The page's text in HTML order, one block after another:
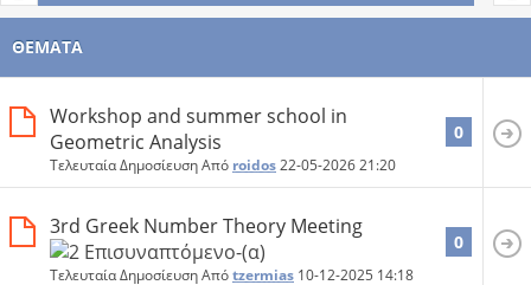
ΘΈΜΑΤΑ
Workshop and summer school in
Geometric Analysis
Τελευταία Δημοσίευση Από roidos22-05-202621:20
0
3rd Greek Number Theory Meeting
Τελευταία Δημοσίευση Απόtzermias 10-12-2025 14:18
0